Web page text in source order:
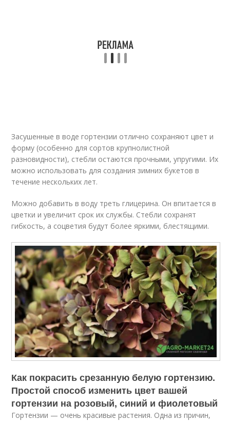
Засушенные в воде гортензии отлично сохраняют цвет и
форму (особенно для сортов крупнолистной
разновидности), стебли остаются прочными, упругими. Их
можно использовать для создания зимних букетов в
течение нескольких лет.
Можно добавить в воду треть глицерина. Он впитается в
цветки и увеличит срок их службы. Стебли сохранят
гибкость, а соцветия будут более яркими, блестящими.
Как покрасить срезанную белую гортензию.
Простой способ изменить цвет вашей
гортензии на розовый, синий и фиолетовый
Гортензии — очень красивые растения. Одна из причин,